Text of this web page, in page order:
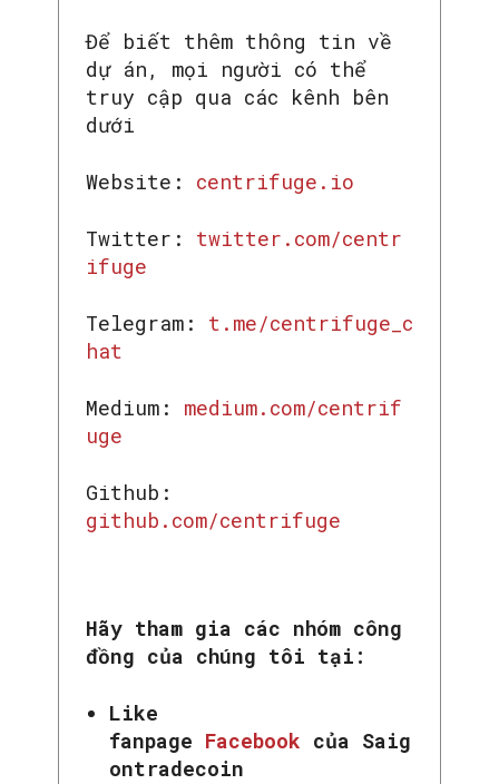
Để biết thêm thông tin về
dự án, mọi người có thể
truy cập qua các kênh bên
dưới
Website: centrifuge.io
Twitter: twitter.com/centr
ifuge
Telegram: t.me/centrifuge_c
hat
Medium: medium.com/centrif
uge
Github:
github.com/centrifuge
Hãy tham gia các nhóm công
đồng của chúng tôi tại:
Like
fanpage Facebook của Saig
ontradecoin